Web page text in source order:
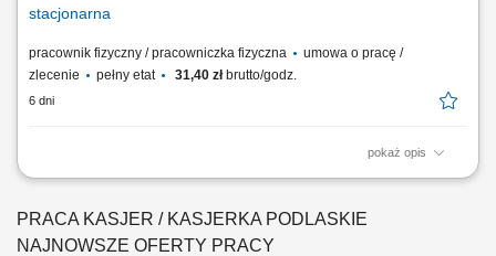
stacjonarna
pracownik fizyczny / pracowniczka fizyczna
umowa o pracę /
zlecenie
pełny etat 31,40 złbrutto/godz.
6 dni
pokaż opis
Zakres obowiązków: Profesjonalna obsługa Klientów i budowanie z
Restauracji, Utrzymywanie czystości i porządku na stanowisku pracy,
Obsługa kasy fiskalnej.
PRACA KASJER / KASJERKA PODLASKIE
NAJNOWSZE OFERTY PRACY